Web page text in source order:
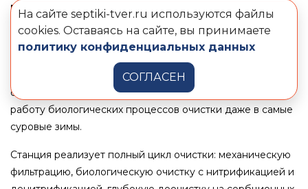
производительностью 1,5 м³ в сутки, рассчитанная
на обслуживание до 9 человек.
Корпус изготовлен из
стали 09Г2С с полимерной изоляцией и нержавеющей
характеристики при экстремальном холоде. Встроенная
система подогрева стоков обеспечивает корректную
работу биологических процессов очистки даже в самые
суровые зимы.
Станция реализует полный цикл очистки: механическую
фильтрацию, биологическую очистку с нитрификацией и
На сайте septiki-tver.ru используются файлы
cookies. Оставаясь на сайте, вы принимаете
политику конфиденциальных данных
СОГЛАСЕН